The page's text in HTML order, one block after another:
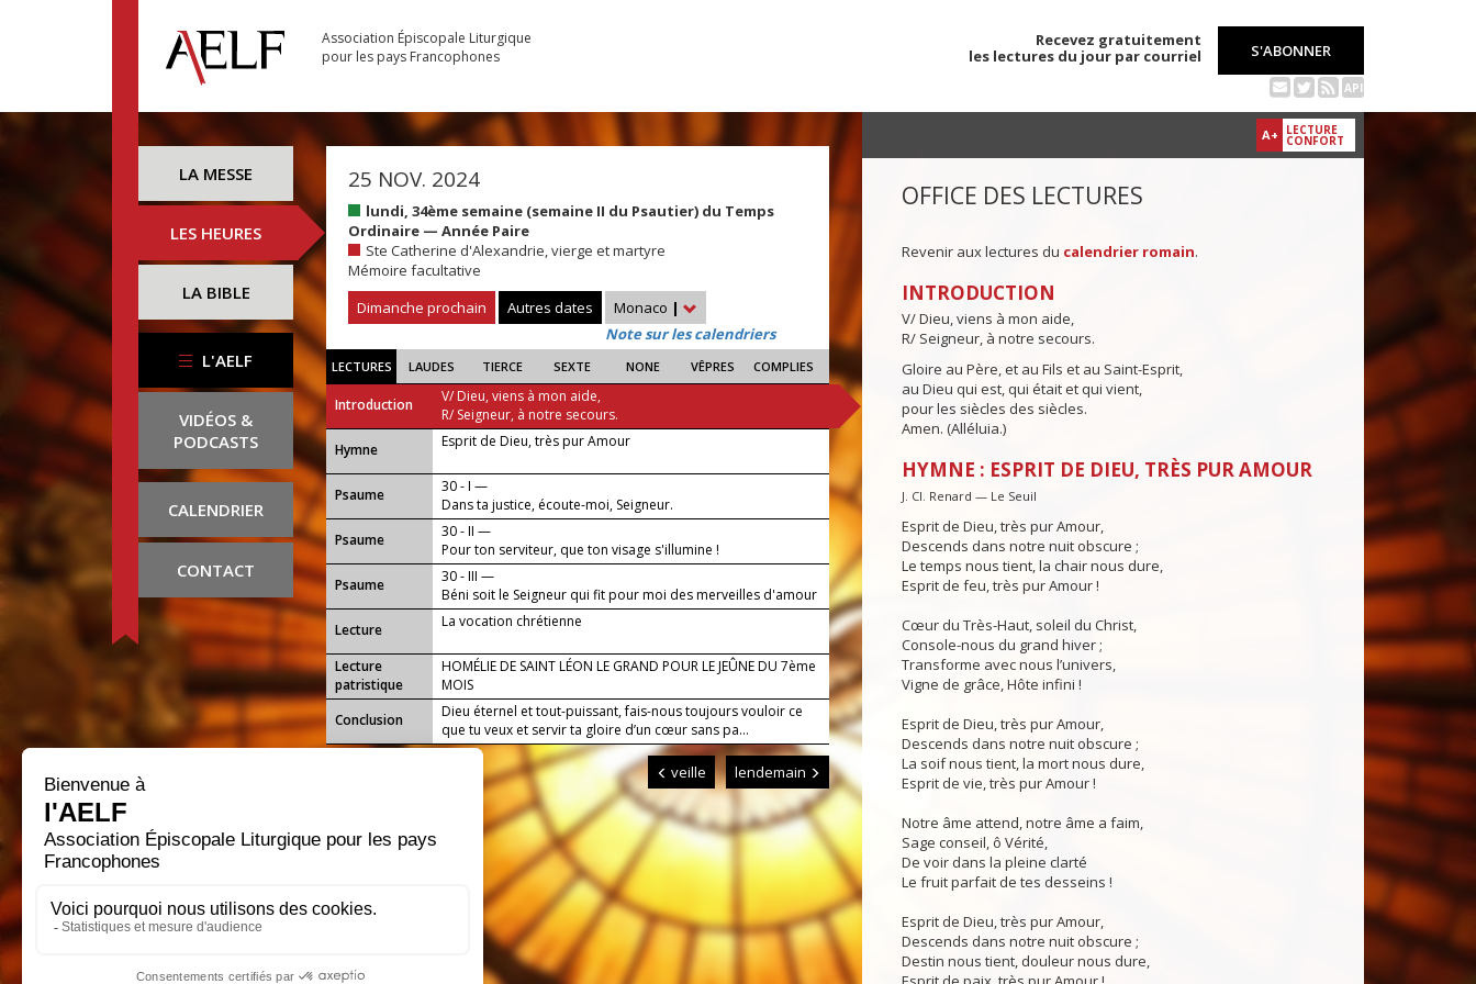
Association Épiscopale Liturgique
pour les pays Francophones
Recevez gratuitement
les lectures du jour par courriel
S'ABONNER
API
LA MESSE
LES HEURES
LA BIBLE
L'AELF
VIDÉOS &
PODCASTS
CALENDRIER
CONTACT
25 NOV. 2024
lundi, 34ème semaine (semaine II du Psautier) du Temps
Ordinaire — Année Paire
Ste Catherine d'Alexandrie, vierge et martyre
Mémoire facultative
Dimanche prochain
Autres dates Monaco |
Note sur les calendriers
LECTURES LAUDES TIERCE SEXTE NONE VÊPRES COMPLIES
Introduction
V/ Dieu, viens à mon aide,
R/ Seigneur, à notre secours.
...
Hymne Esprit de Dieu, très pur Amour
Psaume
30 - I —
Dans ta justice, écoute-moi, Seigneur.
Psaume
30 - II —
Pour ton serviteur, que ton visage s'illumine !
Psaume
30 - III —
Béni soit le Seigneur qui fit pour moi des merveilles d'amour
!
Lecture
La vocation chrétienne
Lecture
patristique
HOMÉLIE DE SAINT LÉON LE GRAND POUR LE JEÛNE DU 7ème
MOIS
Conclusion
Dieu éternel et tout-puissant, fais-nous toujours vouloir ce
que tu veux et servir ta gloire d’un cœur sans pa...
veille lendemain
A+ LECTURE
CONFORT
OFFICE DES LECTURES
Revenir aux lectures du calendrier romain.
INTRODUCTION
V/ Dieu, viens à mon aide,
R/ Seigneur, à notre secours.
Gloire au Père, et au Fils et au Saint-Esprit,
au Dieu qui est, qui était et qui vient,
pour les siècles des siècles.
Amen. (Alléluia.)
HYMNE : ESPRIT DE DIEU, TRÈS PUR AMOUR
J. Cl. Renard — Le Seuil
Esprit de Dieu, très pur Amour,
Descends dans notre nuit obscure ;
Le temps nous tient, la chair nous dure,
Esprit de feu, très pur Amour !
Cœur du Très-Haut, soleil du Christ,
Console-nous du grand hiver ;
Transforme avec nous l’univers,
Vigne de grâce, Hôte infini !
Esprit de Dieu, très pur Amour,
Descends dans notre nuit obscure ;
La soif nous tient, la mort nous dure,
Esprit de vie, très pur Amour !
Notre âme attend, notre âme a faim,
Sage conseil, ô Vérité,
De voir dans la pleine clarté
Le fruit parfait de tes desseins !
Esprit de Dieu, très pur Amour,
Descends dans notre nuit obscure ;
Destin nous tient, douleur nous dure,